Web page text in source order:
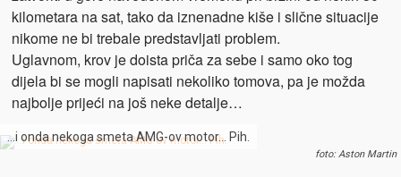
kilometara na sat, tako da iznenadne kiše i slične situacije
nikome ne bi trebale predstavljati problem.
Uglavnom, krov je doista priča za sebe i samo oko tog
dijela bi se mogli napisati nekoliko tomova, pa je možda
najbolje prijeći na još neke detalje…
…i onda nekoga smeta AMG-ov motor… Pih.
foto: Aston Martin